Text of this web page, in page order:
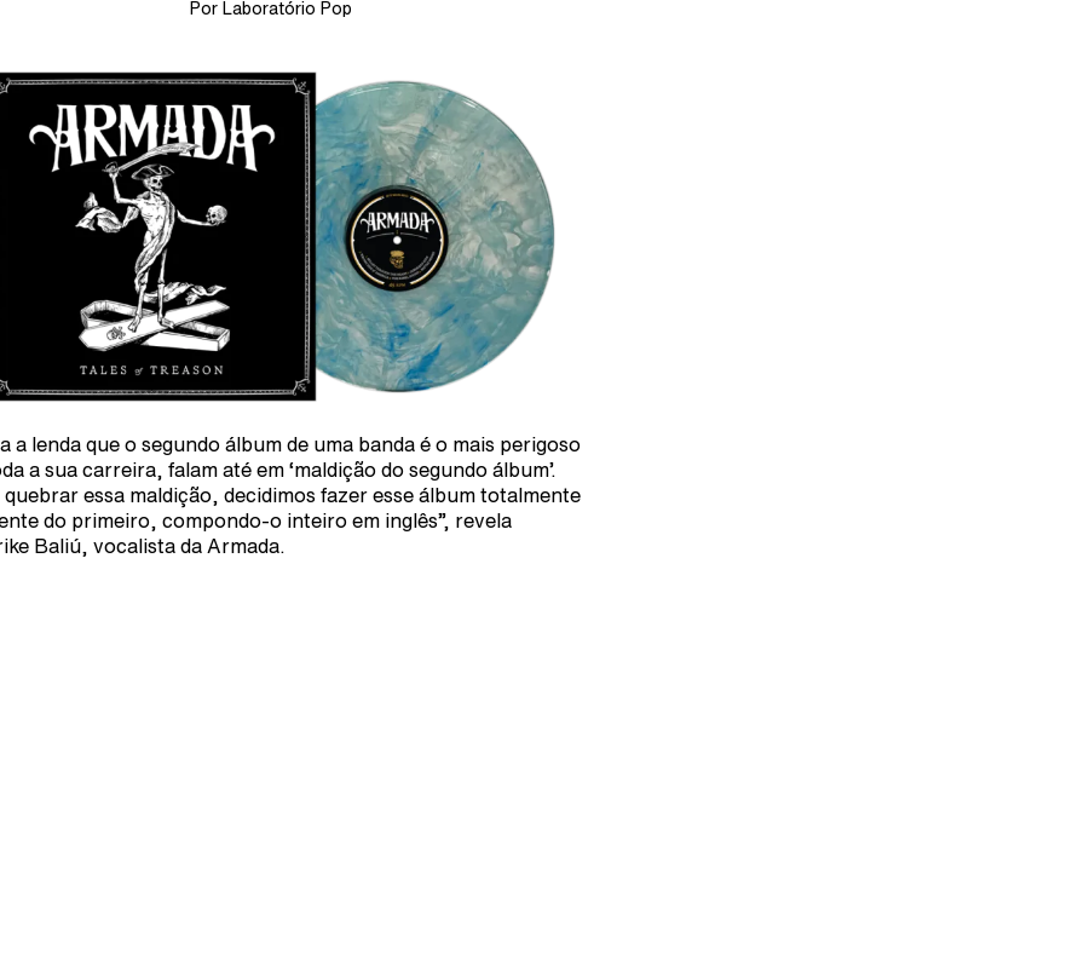
Por Laboratório Pop
a lenda que o segundo álbum de uma banda é o mais perigoso
a sua carreira, falam até em ‘maldição do segundo álbum’.
quebrar essa maldição, decidimos fazer esse álbum totalmente
do primeiro, compondo-o inteiro em inglês”, revela
Baliú, vocalista da Armada.